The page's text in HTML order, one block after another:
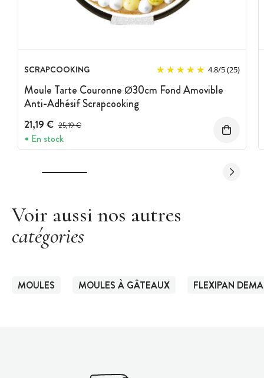
SCRAPCOOKING 4.8/5(25)
Moule Tarte Couronne Ø30cm Fond Amovible
Anti-Adhésif Scrapcooking
21,19 € Prix avant réduction :
25,19 €
En stock
Voir aussi nos autres
catégories
MOULES MOULES À GÂTEAUX FLEXIPAN